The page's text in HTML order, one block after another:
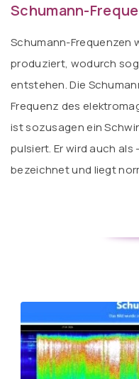
Schumann-
Schumann-Frequenzen
produziert, wodurch
entstehen. Die
Frequenz des
ist sozusagen ein
pulsiert. Er wird auch als
bezeichnet und liegt